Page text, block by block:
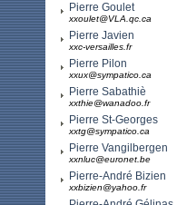
Pierre Goulet
xxoulet@VLA.qc.ca
Pierre Javien
xxc-versailles.fr
Pierre Pilon
xxux@sympatico.ca
Pierre Sabathiè
xxthie@wanadoo.fr
Pierre St-Georges
xxtg@sympatico.ca
Pierre Vangilbergen
xxnluc@euronet.be
Pierre-André Bizien
xxbizien@yahoo.fr